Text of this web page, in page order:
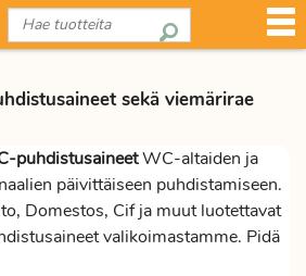
sekä viemärirae
puhdistusaineetWC-altaiden ja
päivittäiseen puhdistamiseen.
Domestos, Cif ja muut luotettavat
valikoimastamme. Pidä